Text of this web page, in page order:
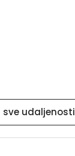
sve udaljenosti